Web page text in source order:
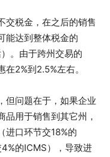
交税金，在之后的销售
能达到整体税金的
。由于跨州交易的
2%到2.5%左右。
但问题在于，如果企业
用于销售到其它州，
进口环节交18%的
的ICMS），导致进